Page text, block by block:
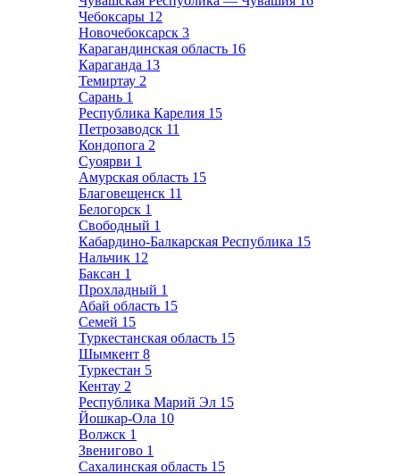
Чебоксары 12
Новочебоксарск 3
Карагандинская область 16
Караганда 13
Темиртау 2
Сарань 1
Республика Карелия 15
Петрозаводск 11
Кондопога 2
Суоярви 1
Амурская область 15
Благовещенск 11
Белогорск 1
Свободный 1
Кабардино-Балкарская Республика 15
Нальчик 12
Баксан 1
Прохладный 1
Абай область 15
Семей 15
Туркестанская область 15
Шымкент 8
Туркестан 5
Кентау 2
Республика Марий Эл 15
Йошкар-Ола 10
Волжск 1
Звенигово 1
Сахалинская область 15